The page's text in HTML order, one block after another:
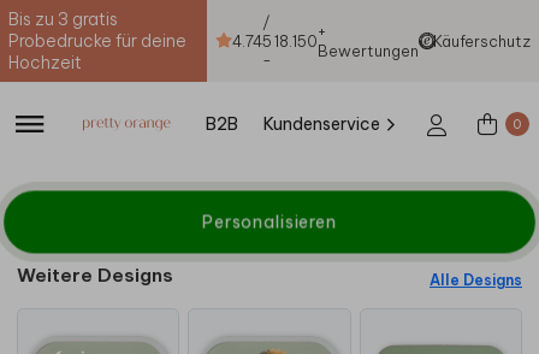
Bis zu 3 gratis
Probedrucke für deine
Hochzeit
4.74
/
5
-
18.150+
Bewertungen
Käuferschutz
B2B Kundenservice 0
Personalisieren
Weitere Designs Alle Designs